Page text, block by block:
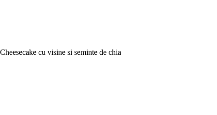
Cheesecake cu visine si seminte de chia